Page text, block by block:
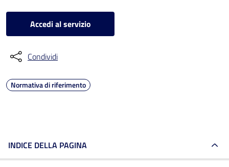
Accedi al servizio
Condividi
Normativa di riferimento
INDICE DELLA PAGINA